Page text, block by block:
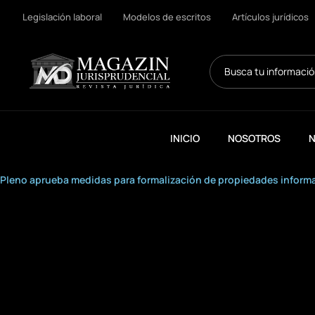
Legislación laboral Modelos de escritos Artículos jurídicos
Search
...
INICIO NOSOTROS
Pleno aprueba medidas para formalización de propiedades